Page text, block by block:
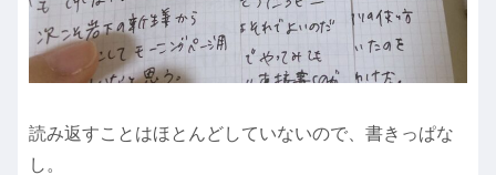
読み返すことはほとんどしていないので、書きっぱな
し。